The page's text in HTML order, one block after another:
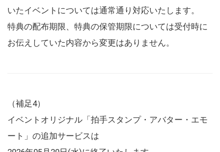
いたイベントについては通常通り対応いたします。
特典の配布期限、特典の保管期限については受付時に
お伝えしていた内容から変更はありません。
（補足4）
イベントオリジナル「拍手スタンプ・アバター・エモ
ート」の追加サービスは